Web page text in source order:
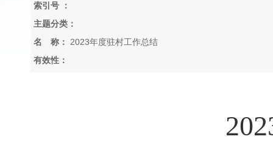
索引号 ：
主题分类：
名 称：
2023年度驻村工作总结
有效性：